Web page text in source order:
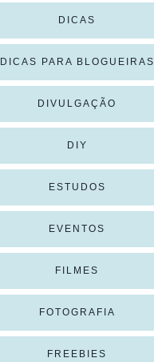
DICAS
DICAS PARA BLOGUEIRAS
DIVULGAÇÃO
DIY
ESTUDOS
EVENTOS
FILMES
FOTOGRAFIA
FREEBIES